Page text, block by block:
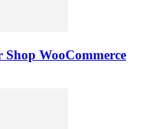
Shop WooCommerce